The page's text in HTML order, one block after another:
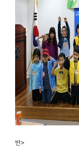
<단
반>